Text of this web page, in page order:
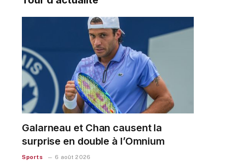
Galarneau et Chan causent la
surprise en double à l’Omnium
Sports 6 août 2026